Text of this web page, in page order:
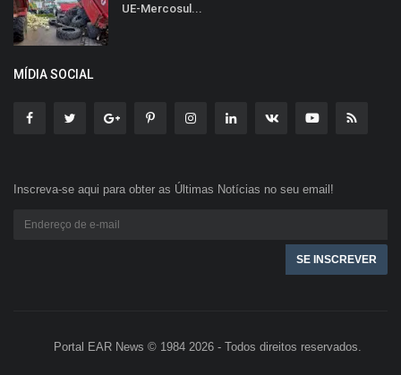
UE-Mercosul...
MÍDIA SOCIAL
Inscreva-se aqui para obter as Últimas Notícias no seu email!
Portal EAR News © 1984 2026 - Todos direitos reservados.